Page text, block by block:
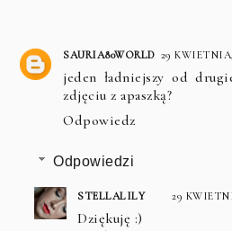
SAURIA80WORLD 29 KWIETNIA,
jeden ładniejszy od
zdjęciu z apaszką?
Odpowiedz
Odpowiedzi
STELLALILY 29
Dziękuję :)